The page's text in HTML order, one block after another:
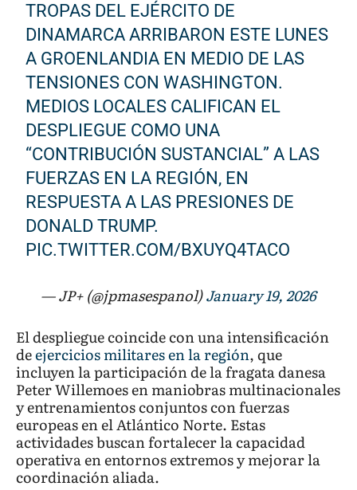
TROPAS DEL EJÉRCITO DE
DINAMARCA ARRIBARON ESTE LUNES
A GROENLANDIA EN MEDIO DE LAS
TENSIONES CON WASHINGTON.
MEDIOS LOCALES CALIFICAN EL
DESPLIEGUE COMO UNA
“CONTRIBUCIÓN SUSTANCIAL” A LAS
FUERZAS EN LA REGIÓN, EN
RESPUESTA A LAS PRESIONES DE
DONALD TRUMP.
PIC.TWITTER.COM/BXUYQ4TACO
— JP+ (@jpmasespanol)January 19, 2026
El despliegue coincide con una intensificación
deejercicios militares en la región, que
incluyen la participación de la fragata danesa
Peter Willemoes en maniobras multinacionales
y entrenamientos conjuntos con fuerzas
europeas en el Atlántico Norte. Estas
actividades buscan fortalecer la capacidad
operativa en entornos extremos y mejorar la
coordinación aliada.